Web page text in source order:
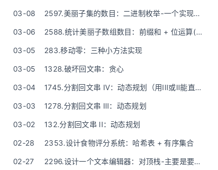
03-08
2597.美丽子集的数目：二进制枚举-一个实现起来容易但非最优的方法
03-06
2588.统计美丽子数组数目：前缀和 + 位运算(异或) + 哈希表
03-05
283.移动零：三种小方法实现
03-05
1328.破坏回文串：贪心
03-04
1745.分割回文串 IV：动态规划（用III或II能直接秒）
03-03
1278.分割回文串 III：动态规划
03-02
132.分割回文串 II：动态规划
02-28
2353.设计食物评分系统：哈希表 + 有序集合
02-27
2296.设计一个文本编辑器：对顶栈-主要是要细心下标问题（ASCII字符通俗语言描述）